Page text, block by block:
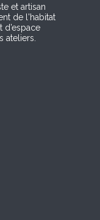
et artisan
de l'habitat
d’espace
ateliers.